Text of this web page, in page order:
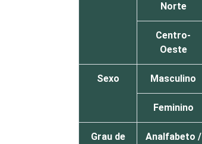
Norte
Centro-
Oeste
Sexo Masculino
Feminino
Grau de
Analfabeto /